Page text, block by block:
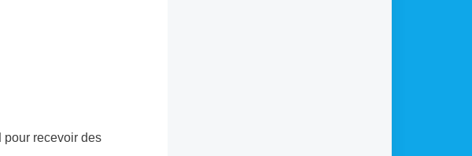
pour recevoir des